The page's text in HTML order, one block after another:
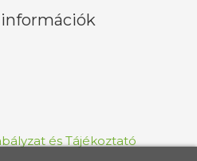
és Tájékoztató